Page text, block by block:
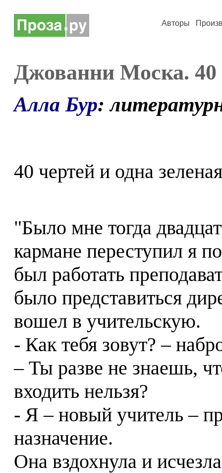
Авторы
Джованни Моска. 40
Алла Бур:
40 чертей и одна
"Было мне тогда
кармане переступил я
был работать
было представиться
вошел в учительскую.
- Как тебя зовут? –
– Ты разве не знаешь,
входить нельзя?
- Я – новый учитель –
назначение.
Она вздохнула и